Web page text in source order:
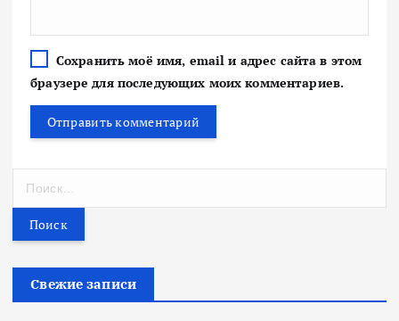
Сохранить моё имя, email и адрес сайта в этом
браузере для последующих моих комментариев.
т
Свежие записи